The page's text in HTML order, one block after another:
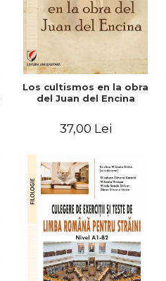
Los cultismos en la obra
del Juan del Encina
37,00 Lei